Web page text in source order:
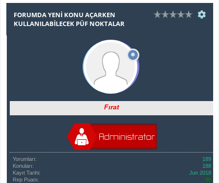
FORUMDA YENİ KONU AÇARKEN
KULLANILABİLECEK PÜF NOKTALAR
Fırat
Yorumları:
189
Konuları:
188
Kayıt Tarihi:
Jun 2018
Rep Puanı:
46